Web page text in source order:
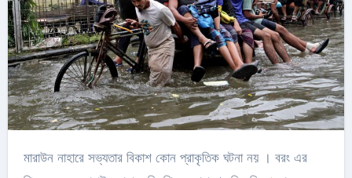
মারাউন নাহারে সভ্যতার বিকাশ কোন প্রাকৃতিক ঘটনা নয় । বরং এর